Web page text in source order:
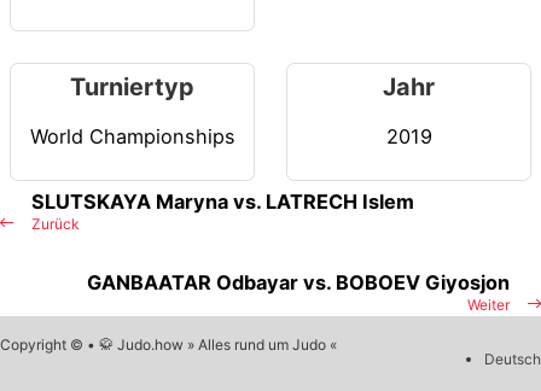
Turniertyp
World Championships
Jahr
2019
Zurück
SLUTSKAYA Maryna vs. LATRECH Islem
Weiter
GANBAATAR Odbayar vs. BOBOEV Giyosjon
Copyright © • 🥋 Judo.how » Alles rund um Judo «
Deutsch